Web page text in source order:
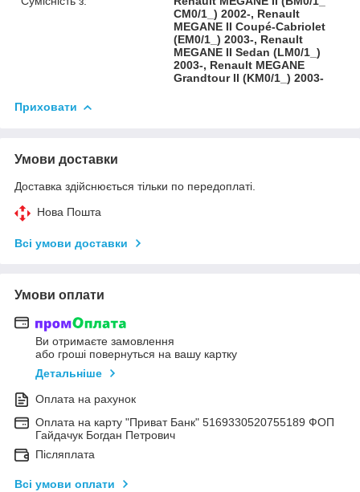
CM0/1_) 2002-, Renault
MEGANE II Coupé-Cabriolet
(EM0/1_) 2003-, Renault
MEGANE II Sedan (LM0/1_)
2003-, Renault MEGANE
Grandtour II (KM0/1_) 2003-
Приховати
Умови доставки
Доставка здійснюється тільки по передоплаті.
Нова Пошта
Всі умови доставки
Умови оплати
Ви отримаєте замовлення
або гроші повернуться на вашу картку
Детальніше
Оплата на рахунок
Оплата на карту "Приват Банк" 5169330520755189 ФОП
Гайдачук Богдан Петрович
Післяплата
Всі умови оплати